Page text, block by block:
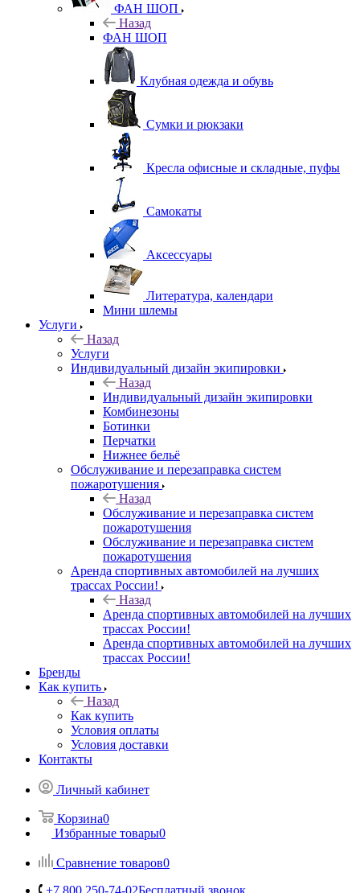
ФАН ШОП
Назад
ФАН ШОП
Клубная одежда и обувь
Сумки и рюкзаки
Кресла офисные и складные, пуфы
Самокаты
Аксессуары
Литература, календари
Мини шлемы
Услуги
Назад
Услуги
Индивидуальный дизайн экипировки
Назад
Индивидуальный дизайн экипировки
Комбинезоны
Ботинки
Перчатки
Нижнее бельё
Обслуживание и перезаправка систем
пожаротушения
Назад
Обслуживание и перезаправка систем
пожаротушения
Обслуживание и перезаправка систем
пожаротушения
Аренда спортивных автомобилей на лучших
трассах России!
Назад
Аренда спортивных автомобилей на лучших
трассах России!
Аренда спортивных автомобилей на лучших
трассах России!
Бренды
Как купить
Назад
Как купить
Условия оплаты
Условия доставки
Контакты
Личный кабинет
Корзина0
Избранные товары0
Сравнение товаров0
+7 800 250-74-02Бесплатный звонок